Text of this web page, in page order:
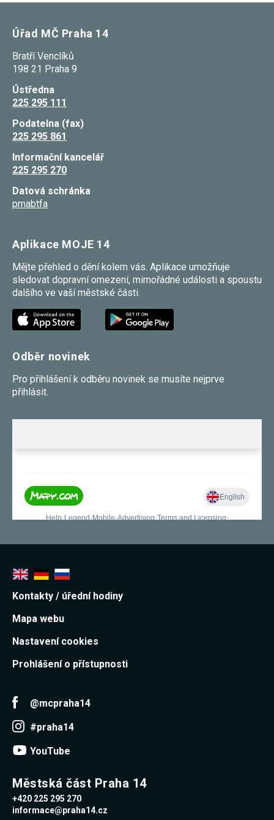
Úřad MČ Praha 14
Bratří Venclíků
198 21 Praha 9
Ústředna
225 295 111
Podatelna (fax)
225 295 861
Informační kancelář
225 295 270
Datová schránka
pmabtfa
Aplikace MOJE 14
Mějte přehled o dění kolem vás. Aplikace umožňuje
sledovat dopravní omezení, mimořádné události a spoustu
dalšího ve vaší městské části.
Odběr novinek
Pro přihlášení k odběru novinek se musíte nejprve
přihlásit.
Kontakty / úřední hodiny
Mapa webu
Nastavení cookies
Prohlášení o přístupnosti
@mcpraha14
#praha14
YouTube
Městská část Praha 14
+420 225 295 270
informace@praha14.cz